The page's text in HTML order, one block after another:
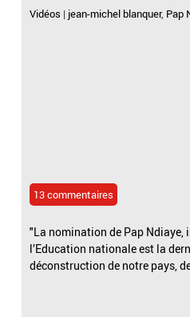
Vidéos | jean-michel blanquer, Pap
13 commentaires
"La nomination de Pap Ndiaye,
l’Education nationale est la
déconstruction de notre pays,